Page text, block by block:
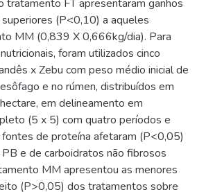
tratamento FT apresentaram ganhos
(P<0,10) a aqueles
MM (0,839 X 0,666kg/dia). Para
foram utilizados cinco
x Zebu com peso médio inicial de
e no rúmen, distribuídos em
em delineamento em
(5 x 5) com quatro períodos e
de proteína afetaram (P<0,05)
e de carboidratos não fibrosos
MM apresentou as menores
(P>0,05) dos tratamentos sobre